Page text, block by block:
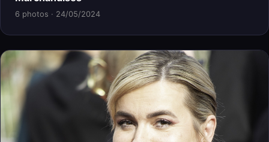
6 photos · 24/05/2024